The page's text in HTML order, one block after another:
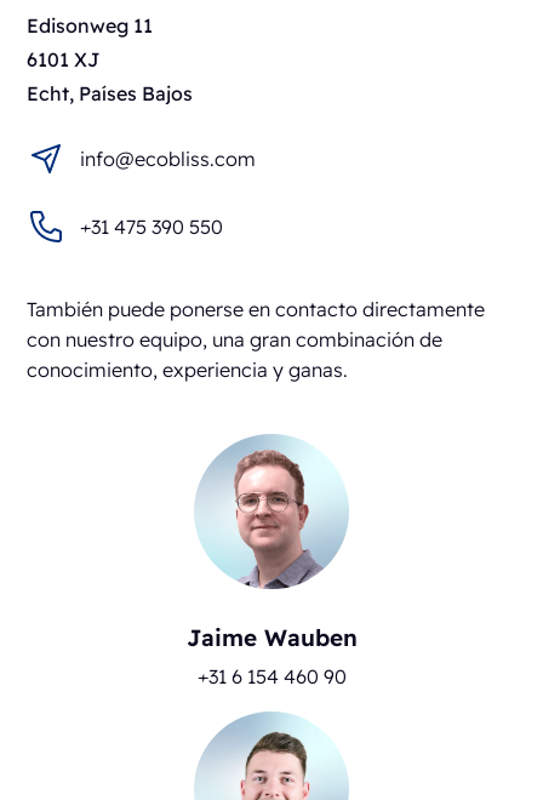
Edisonweg 11
6101 XJ
Echt, Países Bajos
info@ecobliss.com
+31 475 390 550
También puede ponerse en contacto directamente
con nuestro equipo, una gran combinación de
conocimiento, experiencia y ganas.
Jaime Wauben
+31 6 154 460 90